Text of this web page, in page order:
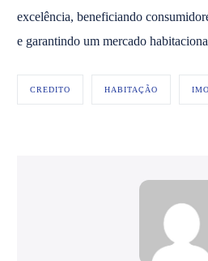
excelência, beneficiando
e garantindo um mercado
CREDITO HABITAÇÃO